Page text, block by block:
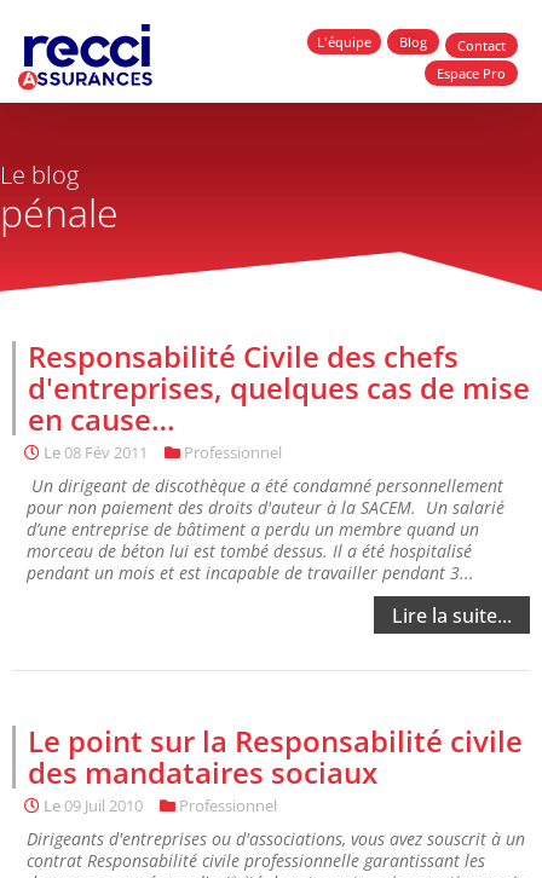
L'équipe Blog
Contact
Espace Pro
Le blog
pénale
Responsabilité Civile des chefs
d'entreprises, quelques cas de mise
en cause…
Le08 Fév 2011 Professionnel
Un dirigeant de discothèque a été condamné personnellement
pour non paiement des droits d'auteur à la SACEM. Un salarié
d’une entreprise de bâtiment a perdu un membre quand un
morceau de béton lui est tombé dessus. Il a été hospitalisé
pendant un mois et est incapable de travailler pendant 3...
Lire la suite...
Le point sur la Responsabilité civile
des mandataires sociaux
Le09 Juil 2010 Professionnel
Dirigeants d'entreprises ou d'associations, vous avez souscrit à un
contrat Responsabilité civile professionnelle garantissant les